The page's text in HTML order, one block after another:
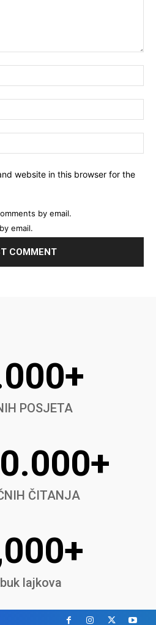
website in this browser for the
by email.
email.
POSJETA
ČITANJA
lajkova